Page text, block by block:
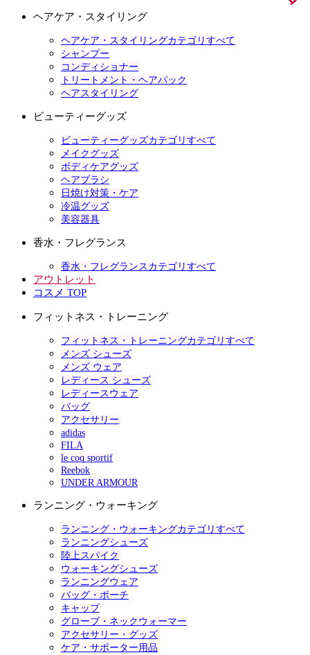
ヘアケア・スタイリング
ヘアケア・スタイリングカテゴリすべて
シャンプー
コンディショナー
トリートメント・ヘアパック
ヘアスタイリング
ビューティーグッズ
ビューティーグッズカテゴリすべて
メイクグッズ
ボディケアグッズ
ヘアブラシ
日焼け対策・ケア
冷温グッズ
美容器具
香水・フレグランス
香水・フレグランスカテゴリすべて
アウトレット
コスメ TOP
フィットネス・トレーニング
フィットネス・トレーニングカテゴリすべて
メンズ シューズ
メンズ ウェア
レディース シューズ
レディースウェア
バッグ
アクセサリー
adidas
FILA
le coq sportif
Reebok
UNDER ARMOUR
ランニング・ウォーキング
ランニング・ウォーキングカテゴリすべて
ランニングシューズ
陸上スパイク
ウォーキングシューズ
ランニングウェア
バッグ・ポーチ
キャップ
グローブ・ネックウォーマー
アクセサリー・グッズ
ケア・サポーター用品